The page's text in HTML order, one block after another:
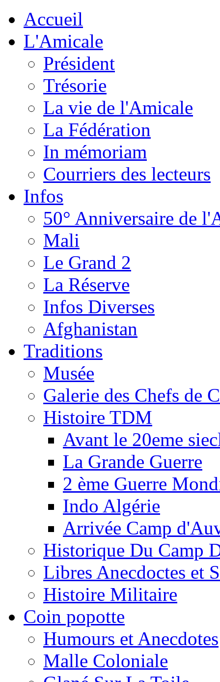
Accueil
L'Amicale
Président
Trésorie
La vie de l'Amicale
La Fédération
In mémoriam
Courriers des lecteurs
Infos
50° Anniversaire de
Mali
Le Grand 2
La Réserve
Infos Diverses
Afghanistan
Traditions
Musée
Galerie des Chefs de
Histoire TDM
Avant le 20eme
La Grande Guerre
2 ème Guerre
Indo Algérie
Arrivée Camp
Historique Du Camp
Libres Anecdoctes et
Histoire Militaire
Coin popotte
Humours et Anecdotes
Malle Coloniale